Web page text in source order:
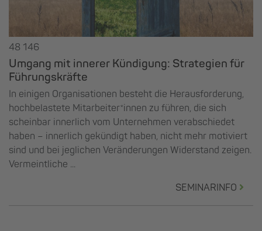
48 146
Umgang mit innerer Kündigung: Strategien für
Führungskräfte
In einigen Organisationen besteht die Herausforderung,
hochbelastete Mitarbeiter*innen zu führen, die sich
scheinbar innerlich vom Unternehmen verabschiedet
haben – innerlich gekündigt haben, nicht mehr motiviert
sind und bei jeglichen Veränderungen Widerstand zeigen.
Vermeintliche ...
SEMINARINFO